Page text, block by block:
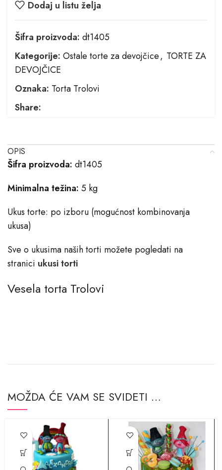
Dodaj u listu želja
Šifra proizvoda: dt1405
Kategorije: Ostale torte za devojčice, TORTE ZA
DEVOJČICE
Oznaka: Torta Trolovi
Share:
OPIS
Šifra proizvoda: dt1405
Minimalna težina: 5 kg
Ukus torte: po izboru (mogućnost kombinovanja
ukusa)
Sve o ukusima naših torti možete pogledati na
stranici ukusi torti
Vesela torta Trolovi
MOŽDA ĆE VAM SE SVIDETI …